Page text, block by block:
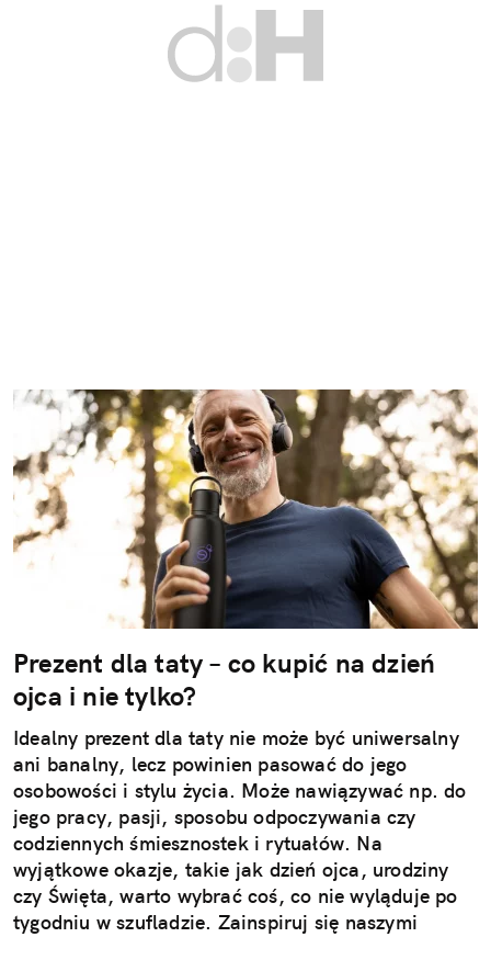
Prezent dla taty – co kupić na dzień
ojca i nie tylko?
Idealny prezent dla taty nie może być uniwersalny
ani banalny, lecz powinien pasować do jego
osobowości i stylu życia. Może nawiązywać np. do
jego pracy, pasji, sposobu odpoczywania czy
codziennych śmiesznostek i rytuałów. Na
wyjątkowe okazje, takie jak dzień ojca, urodziny
czy Święta, warto wybrać coś, co nie wyląduje po
tygodniu w szufladzie. Zainspiruj się naszymi